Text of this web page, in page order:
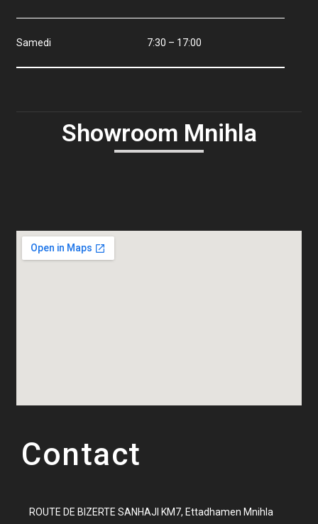
Samedi 7:30 – 17:00
Showroom Mnihla
Contact
ROUTE DE BIZERTE SANHAJI KM7, Ettadhamen Mnihla